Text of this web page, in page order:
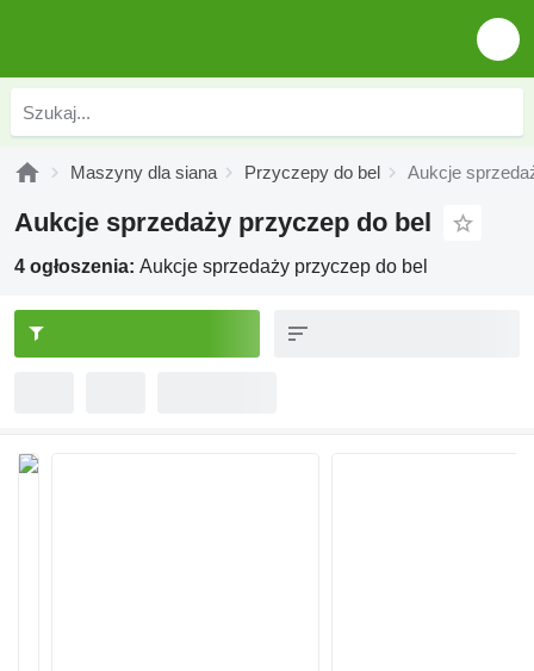
Maszyny dla siana Przyczepy do bel Aukcje
Aukcje sprzedaży przyczep do bel
4 ogłoszenia: Aukcje sprzedaży przyczep do bel